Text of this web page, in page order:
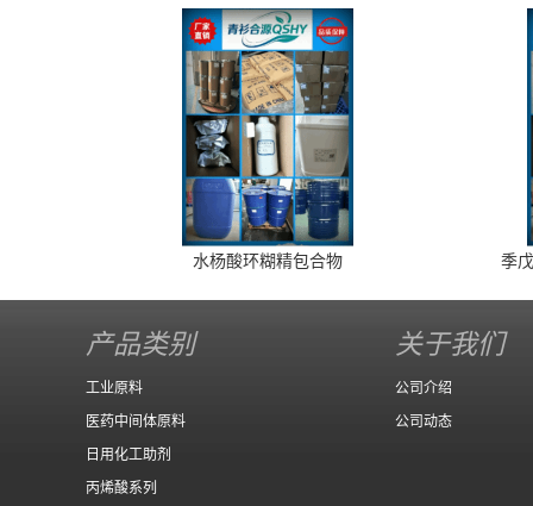
水杨酸环糊精包合物 季
产品类别
工业原料
医药中间体原料
日用化工助剂
丙烯酸系列
关于我们
公司介绍
公司动态